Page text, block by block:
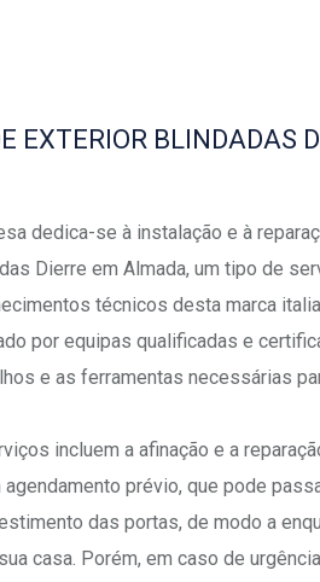
EXTERIOR BLINDADAS
dedica-se à instalação e à
Dierre em Almada, um tipo de
técnicos desta marca
por equipas qualificadas e
e as ferramentas necessárias
incluem a afinação e a
prévio, que pode
das portas, de modo a
casa. Porém, em caso de